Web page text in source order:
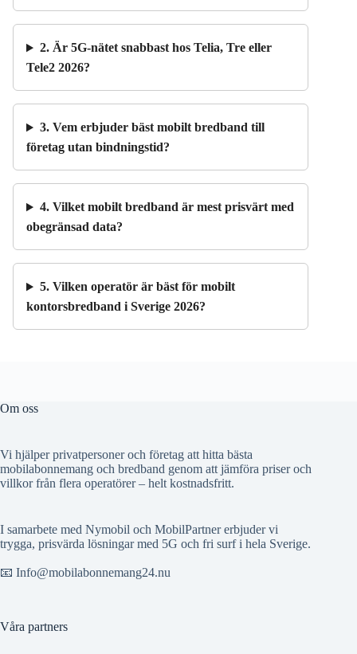
2. Är 5G-nätet snabbast hos Telia, Tre eller
Tele2 2026?
3. Vem erbjuder bäst mobilt bredband till
företag utan bindningstid?
4. Vilket mobilt bredband är mest prisvärt med
obegränsad data?
5. Vilken operatör är bäst för mobilt
kontorsbredband i Sverige 2026?
Om oss
Vi hjälper privatpersoner och företag att hitta bästa
mobilabonnemang och bredband genom att jämföra priser och
villkor från flera operatörer – helt kostnadsfritt.
I samarbete med Nymobil och MobilPartner erbjuder vi
trygga, prisvärda lösningar med 5G och fri surf i hela Sverige.
📧 Info@mobilabonnemang24.nu
Våra partners